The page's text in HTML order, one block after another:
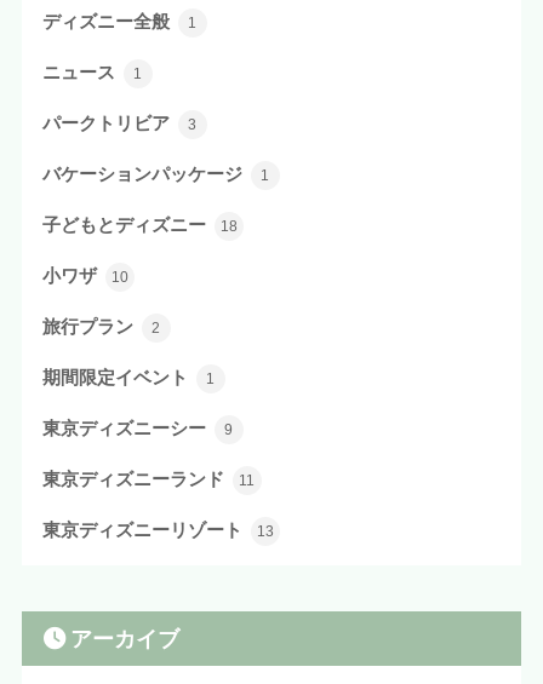
ディズニー全般 1
ニュース 1
パークトリビア 3
バケーションパッケージ 1
子どもとディズニー 18
小ワザ 10
旅行プラン 2
期間限定イベント 1
東京ディズニーシー 9
東京ディズニーランド 11
東京ディズニーリゾート 13
アーカイブ